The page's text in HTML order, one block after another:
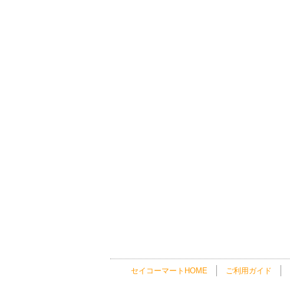
セイコーマートHOME ご利用ガイド